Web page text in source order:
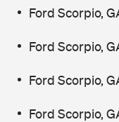
Ford Scorpio,
Ford Scorpio,
Ford Scorpio,
Ford Scorpio,